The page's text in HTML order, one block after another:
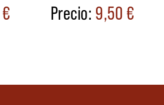
€ 9,50€